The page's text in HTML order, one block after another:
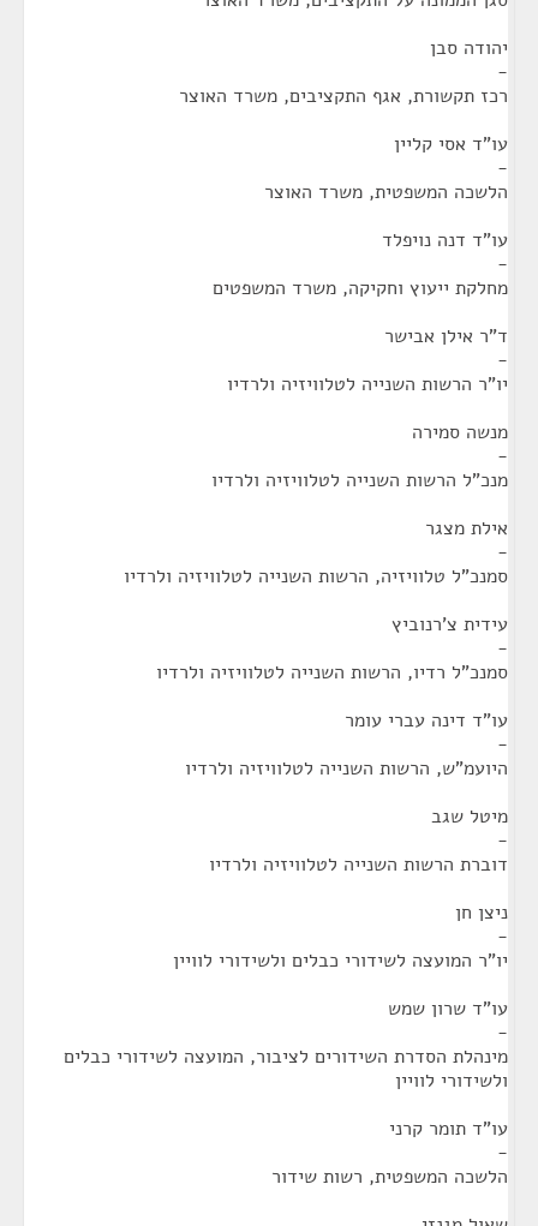
יהודה סבן
-
רכז תקשורת, אגף התקציבים, משרד האוצר
עו"ד אסי קליין
-
הלשכה המשפטית, משרד האוצר
עו"ד דנה נויפלד
-
מחלקת ייעוץ וחקיקה, משרד המשפטים
ד"ר אילן אבישר
-
יו"ר הרשות השנייה לטלוויזיה ולרדיו
מנשה סמירה
-
מנכ"ל הרשות השנייה לטלוויזיה ולרדיו
אילת מצגר
-
סמנכ"ל טלוויזיה, הרשות השנייה לטלוויזיה ולרדיו
עידית צ'רנוביץ
-
סמנכ"ל רדיו, הרשות השנייה לטלוויזיה ולרדיו
עו"ד דינה עברי עומר
-
היועמ"ש, הרשות השנייה לטלוויזיה ולרדיו
מיטל שגב
-
דוברת הרשות השנייה לטלוויזיה ולרדיו
ניצן חן
-
יו"ר המועצה לשידורי כבלים ולשידורי לוויין
עו"ד שרון שמש
-
מינהלת הסדרת השידורים לציבור, המועצה לשידורי כבלים
ולשידורי לוויין
עו"ד תומר קרני
-
הלשכה המשפטית, רשות שידור